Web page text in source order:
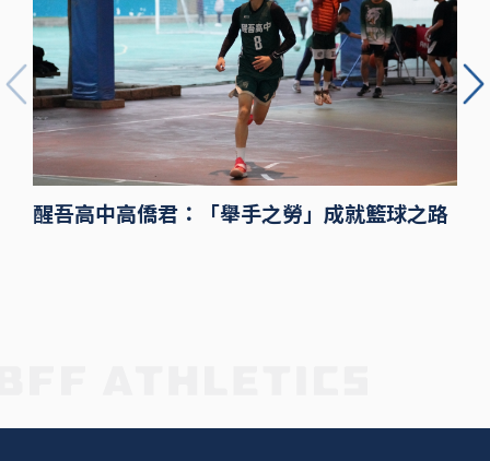
醒吾高中高僑君：「舉手之勞」成就籃球之路